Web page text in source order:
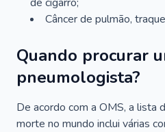
Câncer de pulmão,
Quando procurar
pneumologista?
De acordo com a OMS, a lista
morte no mundo inclui várias